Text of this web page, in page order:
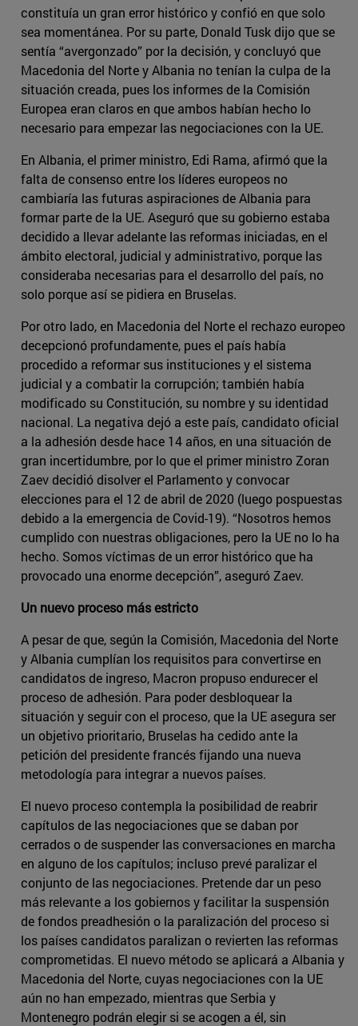
constituía un gran error histórico y confió en que solo
sea momentánea. Por su parte, Donald Tusk dijo que se
sentía “avergonzado” por la decisión, y concluyó que
Macedonia del Norte y Albania no tenían la culpa de la
situación creada, pues los informes de la Comisión
Europea eran claros en que ambos habían hecho lo
necesario para empezar las negociaciones con la UE.
En Albania, el primer ministro, Edi Rama, afirmó que la
falta de consenso entre los líderes europeos no
cambiaría las futuras aspiraciones de Albania para
formar parte de la UE. Aseguró que su gobierno estaba
decidido a llevar adelante las reformas iniciadas, en el
ámbito electoral, judicial y administrativo, porque las
consideraba necesarias para el desarrollo del país, no
solo porque así se pidiera en Bruselas.
Por otro lado, en Macedonia del Norte el rechazo europeo
decepcionó profundamente, pues el país había
procedido a reformar sus instituciones y el sistema
judicial y a combatir la corrupción; también había
modificado su Constitución, su nombre y su identidad
nacional. La negativa dejó a este país, candidato oficial
a la adhesión desde hace 14 años, en una situación de
gran incertidumbre, por lo que el primer ministro Zoran
Zaev decidió disolver el Parlamento y convocar
elecciones para el 12 de abril de 2020 (luego pospuestas
debido a la emergencia de Covid-19). “Nosotros hemos
cumplido con nuestras obligaciones, pero la UE no lo ha
hecho. Somos víctimas de un error histórico que ha
provocado una enorme decepción”, aseguró Zaev.
Un nuevo proceso más estricto
A pesar de que, según la Comisión, Macedonia del Norte
y Albania cumplían los requisitos para convertirse en
candidatos de ingreso, Macron propuso endurecer el
proceso de adhesión. Para poder desbloquear la
situación y seguir con el proceso, que la UE asegura ser
un objetivo prioritario, Bruselas ha cedido ante la
petición del presidente francés fijando una nueva
metodología para integrar a nuevos países.
El nuevo proceso contempla la posibilidad de reabrir
capítulos de las negociaciones que se daban por
cerrados o de suspender las conversaciones en marcha
en alguno de los capítulos; incluso prevé paralizar el
conjunto de las negociaciones. Pretende dar un peso
más relevante a los gobiernos y facilitar la suspensión
de fondos preadhesión o la paralización del proceso si
los países candidatos paralizan o revierten las reformas
comprometidas. El nuevo método se aplicará a Albania y
Macedonia del Norte, cuyas negociaciones con la UE
aún no han empezado, mientras que Serbia y
Montenegro podrán elegir si se acogen a él, sin